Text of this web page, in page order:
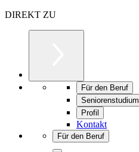
DIREKT ZU
Für den Beruf
Seniorenstudium
Profil
Kontakt
Für den Beruf